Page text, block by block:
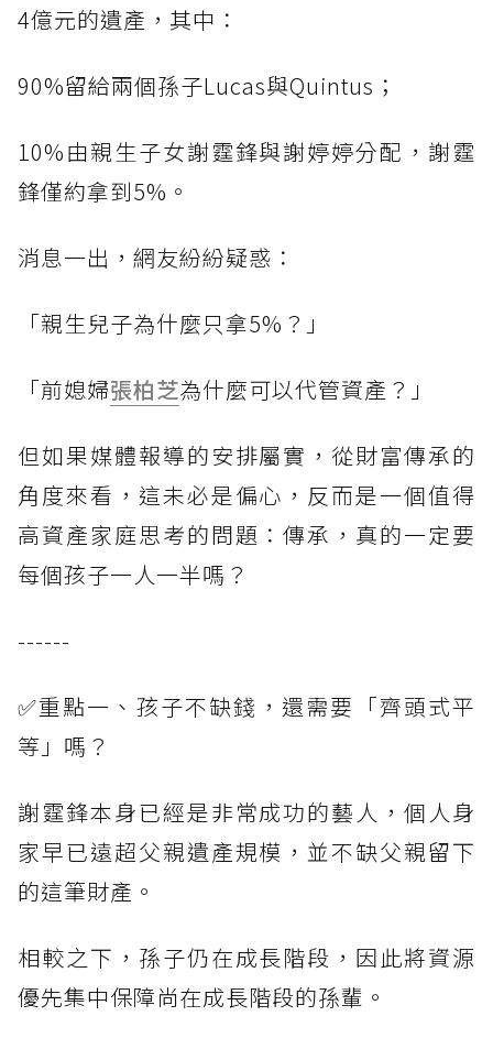
4億元的遺產，其中：
90%留給兩個孫子Lucas與Quintus；
10%由親生子女謝霆鋒與謝婷婷分配，謝霆
鋒僅約拿到5%。
消息一出，網友紛紛疑惑：
「親生兒子為什麼只拿5%？」
「前媳婦張柏芝為什麼可以代管資產？」
但如果媒體報導的安排屬實，從財富傳承的
角度來看，這未必是偏心，反而是一個值得
高資產家庭思考的問題：傳承，真的一定要
每個孩子一人一半嗎？
------
✅重點一、孩子不缺錢，還需要「齊頭式平
等」嗎？
謝霆鋒本身已經是非常成功的藝人，個人身
家早已遠超父親遺產規模，並不缺父親留下
的這筆財產。
相較之下，孫子仍在成長階段，因此將資源
優先集中保障尚在成長階段的孫輩。